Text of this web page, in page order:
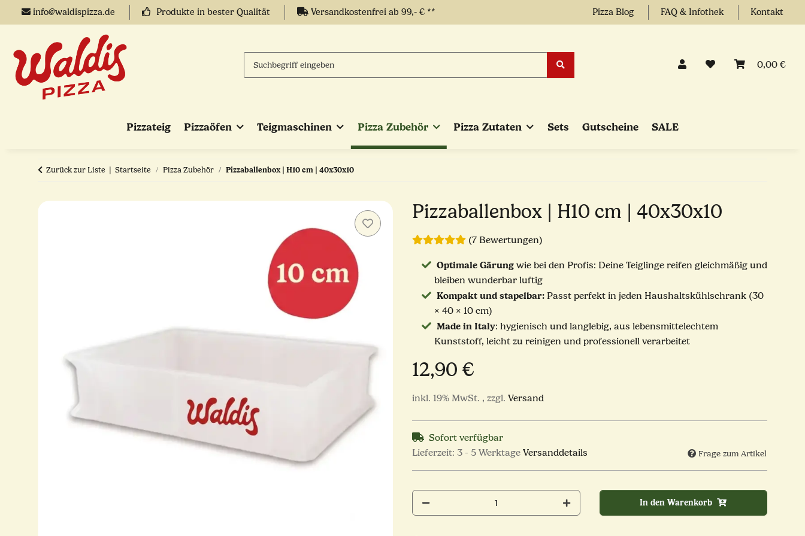
info@waldispizza.de Produkte in bester Qualität Versandkostenfrei ab 99,- € ** Pizza Blog FAQ & Infothek Kontakt
0,00 €
Pizzateig Pizzaöfen Teigmaschinen Pizza Zubehör Pizza Zutaten Sets Gutscheine SALE
Zurück zur Liste Startseite Pizza Zubehör Pizzaballenbox | H10 cm | 40x30x10
Pizzaballenbox | H10 cm | 40x30x10
(7 Bewertungen)
Optimale Gärungwie bei den Profis: Deine Teiglinge reifen gleichmäßig und
bleiben wunderbar luftig
Kompakt und stapelbar:Passt perfekt in jeden Haushaltskühlschrank (30
× 40 × 10 cm)
Made in Italy: hygienisch und langlebig, aus lebensmittelechtem
Kunststoff, leicht zu reinigen und professionell verarbeitet
12,90 €
inkl. 19% MwSt. , zzgl. Versand
Sofort verfügbar
Lieferzeit: 3 - 5 Werktage Versanddetails Frage zum Artikel
In den Warenkorb